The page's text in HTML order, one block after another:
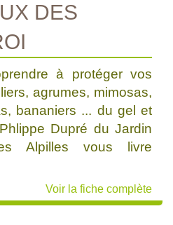
DES
à protéger vos
agrumes, mimosas,
bananiers ... du gel et
Dupré du Jardin
Alpilles vous livre
Voir la fiche complète